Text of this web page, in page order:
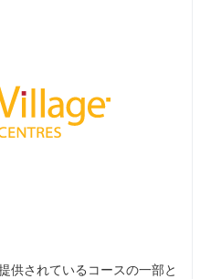
供されているコースの一部と